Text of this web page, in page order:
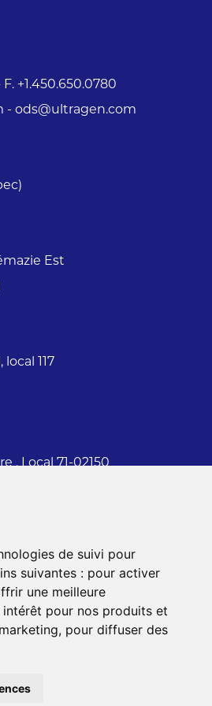
de suivi pour
suivantes : pour activer
une meilleure
pour nos produits et
, pour diffuser des
F. +1.450.650.0780
- ods@ultragen.com
Est
117
, Local 71-02150
Est , #410